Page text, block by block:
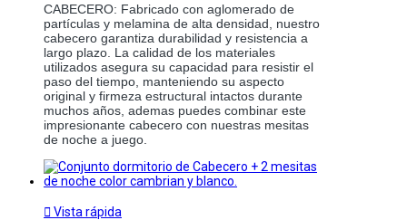
CABECERO: Fabricado con aglomerado de
partículas y melamina de alta densidad, nuestro
cabecero garantiza durabilidad y resistencia a
largo plazo. La calidad de los materiales
utilizados asegura su capacidad para resistir el
paso del tiempo, manteniendo su aspecto
original y firmeza estructural intactos durante
muchos años, ademas puedes combinar este
impresionante cabecero con nuestras mesitas
de noche a juego.
 Vista rápida